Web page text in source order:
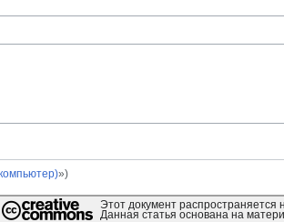
»)
Этот документ распространяется
Данная статья основана на